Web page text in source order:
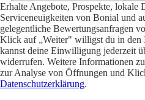
Erhalte Angebote, Prospekte, lokale
Serviceneuigkeiten von Bonial und
gelegentliche Bewertungsanfragen
Klick auf „Weiter" willigst du in den
kannst deine Einwilligung jederzeit
widerrufen. Weitere Informationen
zur Analyse von Öffnungen und
Datenschutzerklärung.